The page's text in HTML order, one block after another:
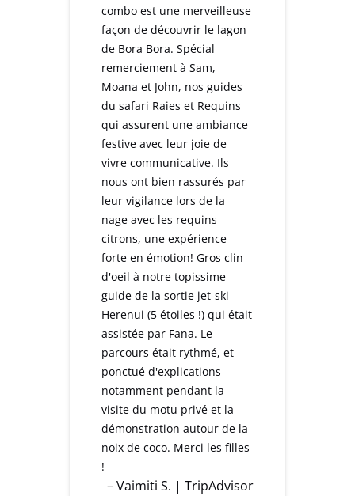
combo est une merveilleuse
façon de découvrir le lagon
de Bora Bora. Spécial
remerciement à Sam,
Moana et John, nos guides
du safari Raies et Requins
qui assurent une ambiance
festive avec leur joie de
vivre communicative. Ils
nous ont bien rassurés par
leur vigilance lors de la
nage avec les requins
citrons, une expérience
forte en émotion! Gros clin
d'oeil à notre topissime
guide de la sortie jet-ski
Herenui (5 étoiles !) qui était
assistée par Fana. Le
parcours était rythmé, et
ponctué d'explications
notamment pendant la
visite du motu privé et la
démonstration autour de la
noix de coco. Merci les filles
!
– Vaimiti S. | TripAdvisor